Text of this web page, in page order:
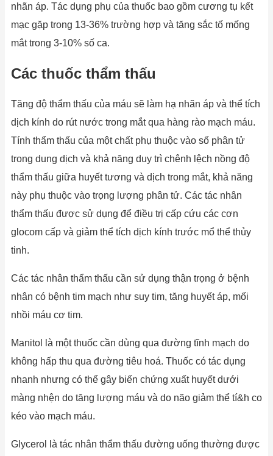
nhãn áp. Tác dụng phụ của thuốc bao gồm cương tụ kết
mạc gặp trong 13-36% trường hợp và tăng sắc tố mống
mắt trong 3-10% số ca.
Các thuốc thẩm thấu
Tăng độ thẩm thấu của máu sẽ làm hạ nhãn áp và thể tích
dịch kính do rút nước trong mắt qua hàng rào mạch máu.
Tính thẩm thấu của một chất phụ thuộc vào số phân tử
trong dung dịch và khả năng duy trì chênh lệch nồng độ
thẩm thấu giữa huyết tương và dịch trong mắt, khả năng
này phụ thuộc vào trọng lượng phân tử. Các tác nhân
thẩm thấu được sử dụng để điều trị cấp cứu các cơn
glocom cấp và giảm thể tích dịch kính trước mổ thể thủy
tinh.
Các tác nhân thẩm thấu cần sử dụng thận trọng ở bệnh
nhân có bệnh tim mạch như suy tim, tăng huyết áp, mối
nhồi máu cơ tim.
Manitol là một thuốc cần dùng qua đường tĩnh mạch do
không hấp thu qua đường tiêu hoá. Thuốc có tác dụng
nhanh nhưng có thể gây biến chứng xuất huyết dưới
màng nhện do tăng lượng máu và do não giảm thể tí&h co
kéo vào mạch máu.
Glycerol là tác nhân thẩm thấu đường uống thường được